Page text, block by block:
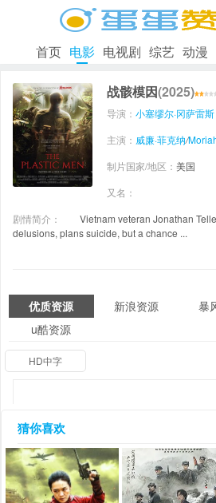
首页 电影 电视剧 综艺 动漫
战骸模因(2025)
导演： 小塞缪尔·冈萨雷斯
主演： 威廉·菲克纳/
制片国家/地区： 美国
又名：
剧情简介：
Vietnam veteran Jonathan
delusions, plans suicide, but a chance ...
优质资源 新浪资源 暴
u酷资源
HD中字
猜你喜欢